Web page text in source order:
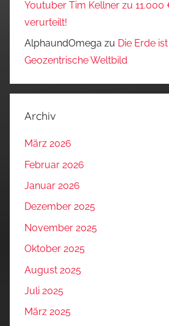
Youtuber Tim Kellner zu 11.000
verurteilt!
AlphaundOmega zu Die Erde
Geozentrische Weltbild
Archiv
März 2026
Februar 2026
Januar 2026
Dezember 2025
November 2025
Oktober 2025
August 2025
Juli 2025
März 2025